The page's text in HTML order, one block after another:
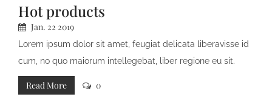
Hot products
Jan. 22 2019
Lorem ipsum dolor sit amet, feugiat delicata liberavisse id
cum, no quo maiorum intellegebat, liber regione eu sit.
Mea cu case ludus integre, vide viderer eleifend ex mea.
His at soluta regione
Read More 0